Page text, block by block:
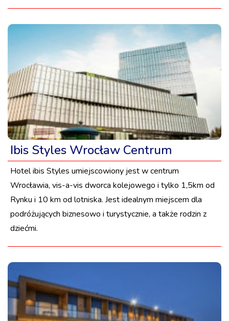
Ibis Styles Wrocław Centrum
Hotel ibis Styles umiejscowiony jest w centrum
Wrocławia, vis-a-vis dworca kolejowego i tylko 1,5km od
Rynku i 10 km od lotniska. Jest idealnym miejscem dla
podróżujących biznesowo i turystycznie, a także rodzin z
dziećmi.